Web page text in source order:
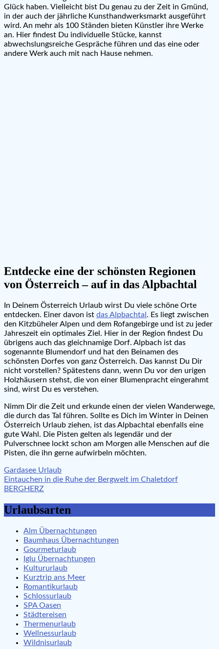
Glück haben. Vielleicht bist Du genau zu der Zeit in Gmünd,
in der auch der jährliche Kunsthandwerksmarkt ausgeführt
wird. An mehr als 100 Ständen bieten Künstler ihre Werke
an. Hier findest Du individuelle Stücke, kannst
abwechslungsreiche Gespräche führen und das eine oder
andere Werk auch mit nach Hause nehmen.
Entdecke eine der schönsten Regionen
von Österreich – auf in das Alpbachtal
In Deinem Österreich Urlaub wirst Du viele schöne Orte
entdecken. Einer davon ist das Alpbachtal . Es liegt zwischen
den Kitzbüheler Alpen und dem Rofangebirge und ist zu jeder
Jahreszeit ein optimales Ziel. Hier in der Region findest Du
übrigens auch das gleichnamige Dorf. Alpbach ist das
sogenannte Blumendorf und hat den Beinamen des
schönsten Dorfes von ganz Österreich. Das kannst Du Dir
nicht vorstellen? Spätestens dann, wenn Du vor den urigen
Holzhäusern stehst, die von einer Blumenpracht eingerahmt
sind, wirst Du es verstehen.
Nimm Dir die Zeit und erkunde einen der vielen Wanderwege,
die durch das Tal führen. Sollte es Dich im Winter in Deinen
Österreich Urlaub ziehen, ist das Alpbachtal ebenfalls eine
gute Wahl. Die Pisten gelten als legendär und der
Pulverschnee lockt schon am Morgen alle Menschen auf die
Pisten, die ihn gerne aufwirbeln möchten.
Beitragsnavigation
Gardasee Urlaub
Eintauchen in die Ruhe der Bergwelt im Chaletdorf
BERGHERZ
Urlaubsarten
Alm Übernachtungen
Baumhaus Übernachtungen
Gourmeturlaub
Iglu Übernachtungen
Kultururlaub
Kurztrip ans Meer
Romantikurlaub
Schlossurlaub
SPA Oasen
Städtereisen
Thermenurlaub
Wellnessurlaub
Wildnisurlaub